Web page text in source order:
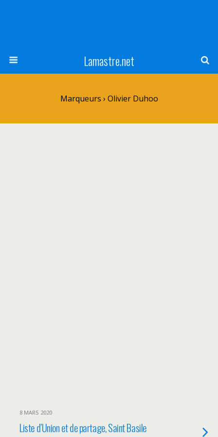
Lamastre.net
Marqueurs › Olivier Duhoo
8 MARS 2020
Liste d’Union et de partage, Saint Basile